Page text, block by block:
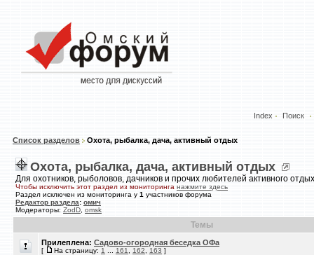
Index Поиск
Список разделов Охота, рыбалка, дача, активный отдых
Охота, рыбалка, дача, активный отдых
Для охотников, рыболовов, дачников и прочих любителей активного
Чтобы исключить этот раздел из мониторинга нажмите здесь
Раздел исключен из мониторинга у 1 участников форума
Редактор раздела: омич
Модераторы: ZodD omsk
Темы
Прилеплена: Садово-огородная беседка ОФа
[ На страницу: 1 161 162 163 ]